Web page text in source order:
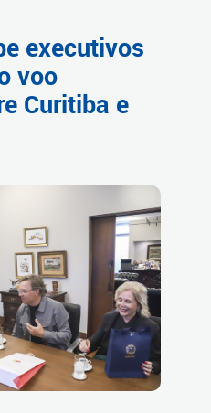
executivos
voo
Curitiba e